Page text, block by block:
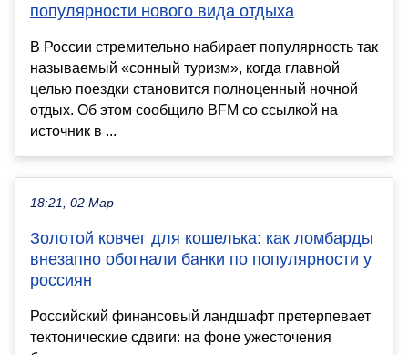
популярности нового вида отдыха
В России стремительно набирает популярность так
называемый «сонный туризм», когда главной
целью поездки становится полноценный ночной
отдых. Об этом сообщило BFM со ссылкой на
источник в ...
18:21, 02 Мар
Золотой ковчег для кошелька: как ломбарды
внезапно обогнали банки по популярности у
россиян
Российский финансовый ландшафт претерпевает
тектонические сдвиги: на фоне ужесточения